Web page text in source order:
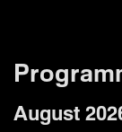
August